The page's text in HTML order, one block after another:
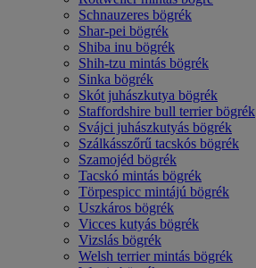
Schnauzeres bögrék
Shar-pei bögrék
Shiba inu bögrék
Shih-tzu mintás bögrék
Sinka bögrék
Skót juhászkutya bögrék
Staffordshire bull terrier bögrék
Svájci juhászkutyás bögrék
Szálkásszőrű tacskós bögrék
Szamojéd bögrék
Tacskó mintás bögrék
Törpespicc mintájú bögrék
Uszkáros bögrék
Vicces kutyás bögrék
Vizslás bögrék
Welsh terrier mintás bögrék